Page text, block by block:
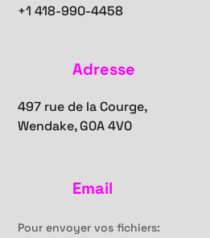
+1418-990-4458
Adresse
497 rue de la Courge,
Wendake, G0A 4V0
Email
Pour envoyer vos fichiers: